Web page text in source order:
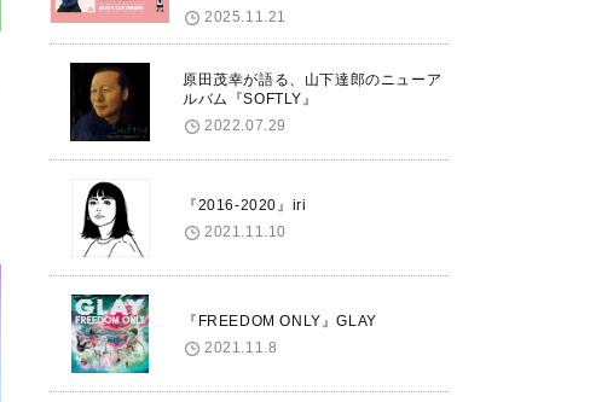
トで綴る自分史も掲載。さらに自身の
誕生日12/18に渋谷で出版記念イベン
トを開催！
2025.11.21
原田茂幸が語る、山下達郎のニューア
ルバム『SOFTLY』
2022.07.29
『2016-2020』iri
2021.11.10
『FREEDOM ONLY』GLAY
2021.11.8